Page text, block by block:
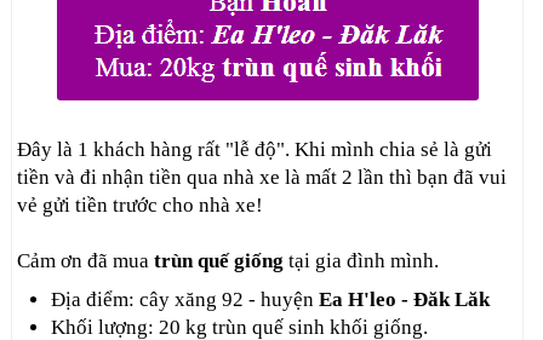
Đây là 1 khách hàng rất "lễ độ". Khi mình chia sẻ là gửi
tiền và đi nhận tiền qua nhà xe là mất 2 lần thì bạn đã vui
vẻ gửi tiền trước cho nhà xe!
Cảm ơn đã muatrùn quế giống tại gia đình mình.
Địa điểm: cây xăng 92 - huyệnEa H'leo - Đăk Lăk
Khối lượng: 20 kg trùn quế sinh khối giống.